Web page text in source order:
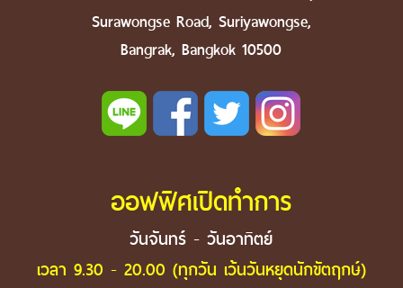
Surawongse Road, Suriyawongse,
Bangrak, Bangkok 10500
ออฟฟิศเปิดทำการ
วันจันทร์ - วันอาทิตย์
เวลา 9.30 - 20.00 (ทุกวัน เว้นวันหยุดนักขัตฤกษ์)